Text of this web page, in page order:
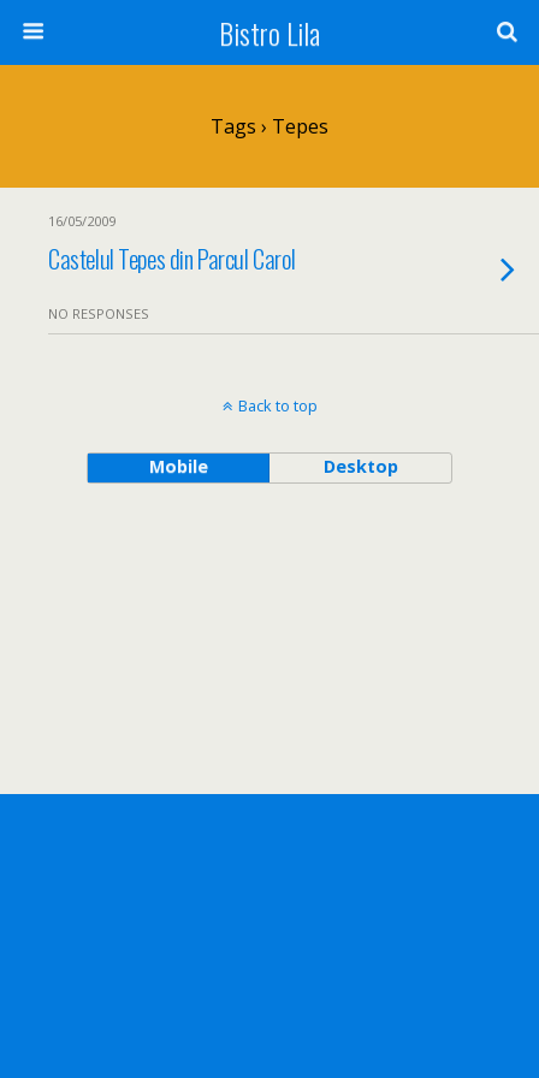
Bistro Lila
Tags › Tepes
16/05/2009
Castelul Tepes din Parcul Carol
NO RESPONSES
Back to top
Mobile Desktop